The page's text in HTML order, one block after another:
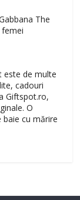
The
este de multe
cadouri
Giftspot.ro,
O
baie cu mărire